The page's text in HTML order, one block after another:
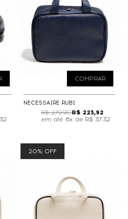
COMPRAR
NECESSAIRE RUBI
R$ 279,90R$ 223,92
6x de R$ 37,32
20% OFF